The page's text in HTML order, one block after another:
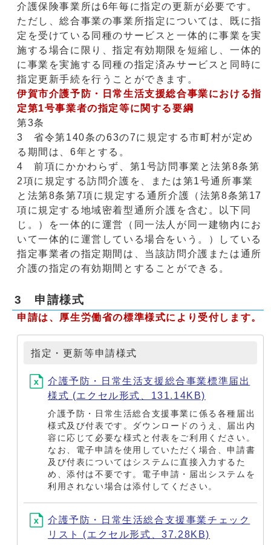
介護保険事業所は6年毎に指定の更新が必要です。
ただし、総合事業の事業所指定については、既に指
定を受けている同種のサービスと一体的に事業を実
施する場合に限り、指定有効期限を短縮し、一体的
に事業を実施する同種の指定済みサービスと同時に
指定更新手続を行うことができます。
伊賀市介護予防・日常生活支援総合事業における指
定第1号事業者の指定等に関する要綱
第3条
3 省令第140条の63の7に規定する市町村が定め
る期間は、6年とする。
4 前項にかかわらず、第1号訪問事業と法第8条第
2項に規定する訪問介護を、または第1号通所事業
と法第8条第7項に規定する通所介護（法第8条第17
項に規定する地域密着型通所介護を含む。以下同
じ。）を一体的に運営（同一法人が同一建物内にお
いて一体的に運営している場合をいう。）している
指定事業者の指定期間は、当該訪問介護または通所
介護の指定の有効期間とすることができる。
3 申請様式
申請は、厚生労働省の標準様式により受付します。
指定・更新等申請様式
介護予防・日常生活支援総合事業標準届出
様式 (エクセル形式、131.14KB)
介護予防・日常生活総合支援事業に係る各種届出
様式及び付表です。ダウンロードのうえ、届出内
容に応じて必要な様式と付表をご利用ください。
なお、電子申請を使用していただく場合、申請書
及び付表についてはシステムに直接入力するた
め、添付は不要です。電子申請・届出システムを
利用されない場合は添付してください。
介護予防・日常生活総合支援事業チェック
リスト (エクセル形式、37.28KB)